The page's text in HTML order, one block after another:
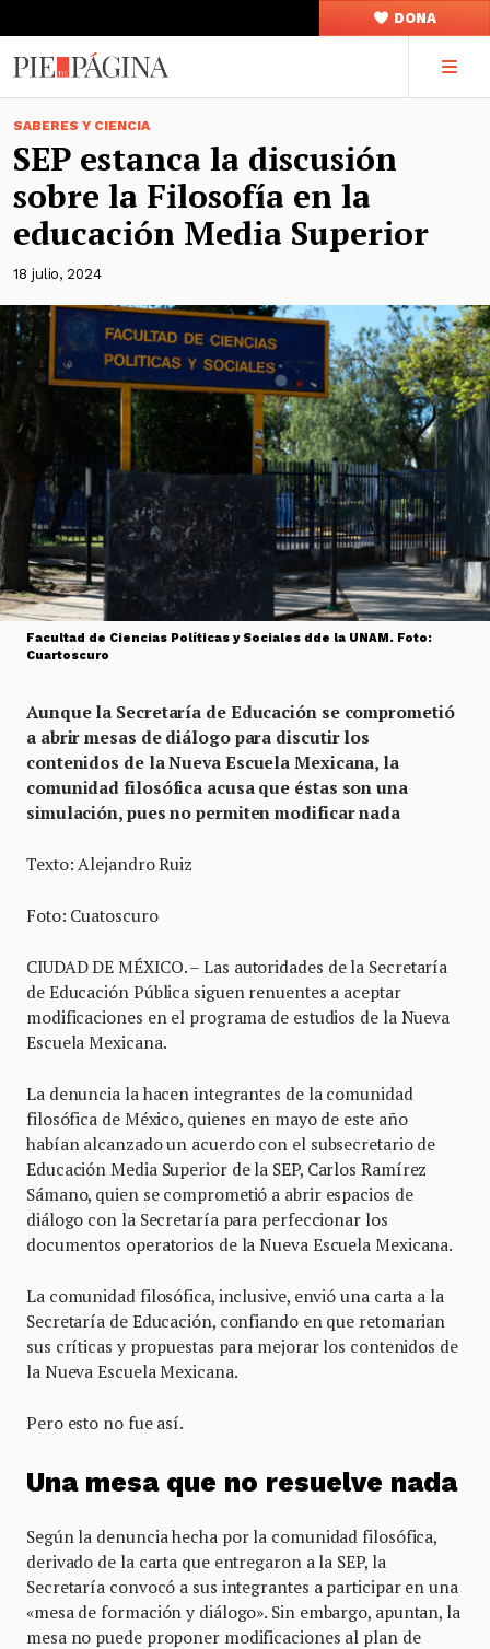
DONA
SABERES Y CIENCIA
SEP estanca la discusión
sobre la Filosofía en la
educación Media Superior
18 julio, 2024
Facultad de Ciencias Políticas y Sociales dde la UNAM. Foto:
Cuartoscuro
Aunque la Secretaría de Educación se comprometió
a abrir mesas de diálogo para discutir los
contenidos de la Nueva Escuela Mexicana, la
comunidad filosófica acusa que éstas son una
simulación, pues no permiten modificar nada
Texto: Alejandro Ruiz
Foto: Cuatoscuro
CIUDAD DE MÉXICO. – Las autoridades de la Secretaría
de Educación Pública siguen renuentes a aceptar
modificaciones en el programa de estudios de la Nueva
Escuela Mexicana.
La denuncia la hacen integrantes de la comunidad
filosófica de México, quienes en mayo de este año
habían alcanzado un acuerdo con el subsecretario de
Educación Media Superior de la SEP, Carlos Ramírez
Sámano, quien se comprometió a abrir espacios de
diálogo con la Secretaría para perfeccionar los
documentos operatorios de la Nueva Escuela Mexicana.
La comunidad filosófica, inclusive, envió una carta a la
Secretaría de Educación, confiando en que retomarian
sus críticas y propuestas para mejorar los contenidos de
la Nueva Escuela Mexicana.
Pero esto no fue así.
Una mesa que no resuelve nada
Según la denuncia hecha por la comunidad filosófica,
derivado de la carta que entregaron a la SEP, la
Secretaría convocó a sus integrantes a participar en una
«mesa de formación y diálogo». Sin embargo, apuntan, la
mesa no puede proponer modificaciones al plan de